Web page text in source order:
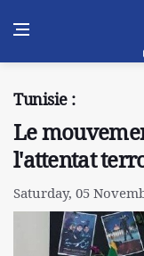
Tunisie :
Le
l'attentat
Saturday, 05